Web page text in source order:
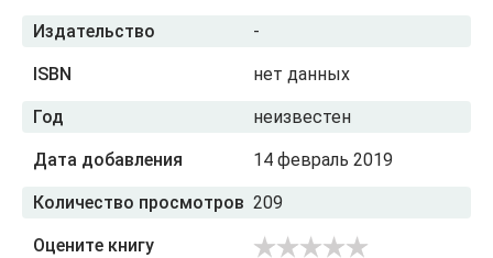
Издательство -
ISBN нет данных
Год неизвестен
Дата добавления 14 февраль 2019
Количество просмотров 209
Оцените книгу